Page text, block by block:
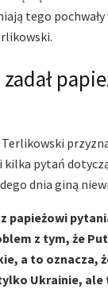
tego
kilka pytań
dnia giną
papieżowi
z tym, że
a to oznacza,
Ukrainie,